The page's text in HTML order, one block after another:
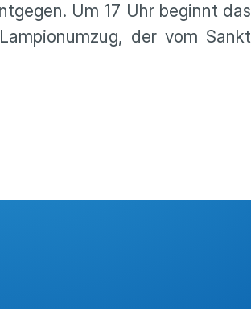
Um 17 Uhr beginnt das
der vom Sankt